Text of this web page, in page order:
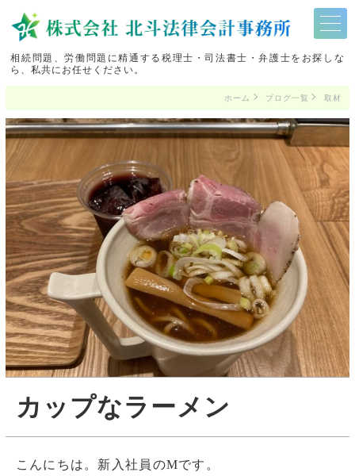
相続問題、労働問題に精通する税理士・司法書士・弁護士をお探しな
ら、私共にお任せください。
ホーム ブログ一覧 取材
カップなラーメン
こんにちは。新入社員のMです。